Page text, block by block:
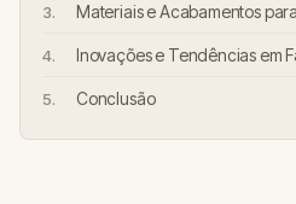
Materiais e Acabamentos
Inovações e Tendências em
Conclusão